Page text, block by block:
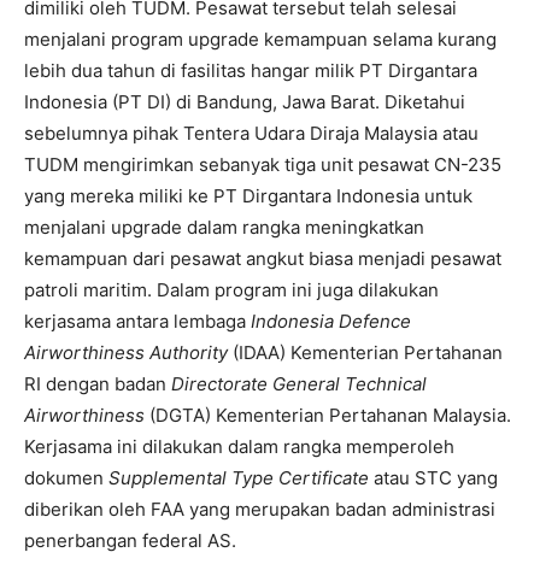
dimiliki oleh TUDM. Pesawat tersebut telah selesai
menjalani program upgrade kemampuan selama kurang
lebih dua tahun di fasilitas hangar milik PT Dirgantara
Indonesia (PT DI) di Bandung, Jawa Barat. Diketahui
sebelumnya pihak Tentera Udara Diraja Malaysia atau
TUDM mengirimkan sebanyak tiga unit pesawat CN-235
yang mereka miliki ke PT Dirgantara Indonesia untuk
menjalani upgrade dalam rangka meningkatkan
kemampuan dari pesawat angkut biasa menjadi pesawat
patroli maritim. Dalam program ini juga dilakukan
kerjasama antara lembaga Indonesia Defence
Airworthiness Authority(IDAA) Kementerian Pertahanan
RI dengan badan Directorate General Technical
Airworthiness (DGTA) Kementerian Pertahanan Malaysia.
Kerjasama ini dilakukan dalam rangka memperoleh
dokumen Supplemental Type Certificate atau STC yang
diberikan oleh FAA yang merupakan badan administrasi
penerbangan federal AS.